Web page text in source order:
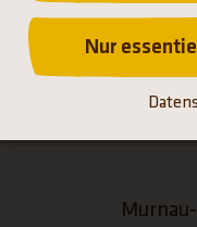
Nur